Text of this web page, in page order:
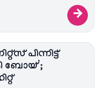
→
പിന്നിട്ട്
ബോയ്’;